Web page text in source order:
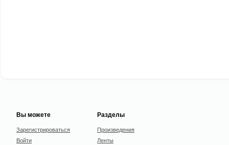
Вы можете
Зарегистрироваться
Войти
Разделы
Произведения
Ленты